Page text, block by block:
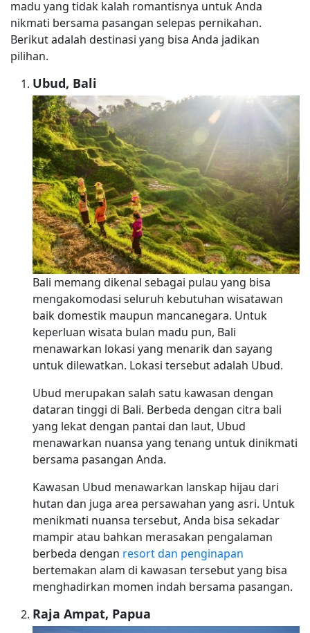
madu yang tidak kalah romantisnya untuk Anda
nikmati bersama pasangan selepas pernikahan.
Berikut adalah destinasi yang bisa Anda jadikan
pilihan.
Ubud, Bali
Bali memang dikenal sebagai pulau yang bisa
mengakomodasi seluruh kebutuhan wisatawan
baik domestik maupun mancanegara. Untuk
keperluan wisata bulan madu pun, Bali
menawarkan lokasi yang menarik dan sayang
untuk dilewatkan. Lokasi tersebut adalah Ubud.
Ubud merupakan salah satu kawasan dengan
dataran tinggi di Bali. Berbeda dengan citra bali
yang lekat dengan pantai dan laut, Ubud
menawarkan nuansa yang tenang untuk dinikmati
bersama pasangan Anda.
Kawasan Ubud menawarkan lanskap hijau dari
hutan dan juga area persawahan yang asri. Untuk
menikmati nuansa tersebut, Anda bisa sekadar
mampir atau bahkan merasakan pengalaman
berbeda dengan resort dan penginapan
bertemakan alam di kawasan tersebut yang bisa
menghadirkan momen indah bersama pasangan.
Raja Ampat, Papua